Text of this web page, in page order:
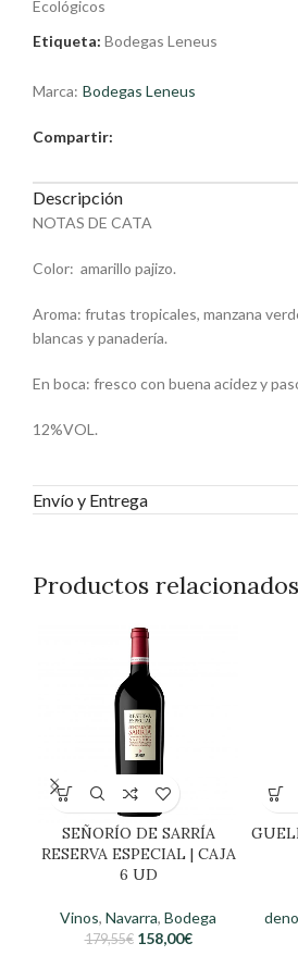
Ecológicos
Etiqueta: Bodegas Leneus
Marca: Bodegas Leneus
Compartir:
Descripción
NOTAS DE CATA
Color: amarillo pajizo.
Aroma: frutas tropicales, manzana
blancas y panadería.
En boca: fresco con buena acidez y
12%VOL.
Envío y Entrega
Productos relacionados
SEÑORÍO DE SARRÍA
RESERVA ESPECIAL | CAJA
6 UD
Vinos, Navarra, Bodega
179,55€ 158,00€